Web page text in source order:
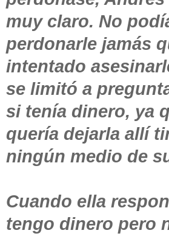
muy claro. No
perdonarle jamás
intentado
se limitó a
si tenía dinero, ya
quería dejarla allí
ningún medio de
Cuando ella
tengo dinero pero